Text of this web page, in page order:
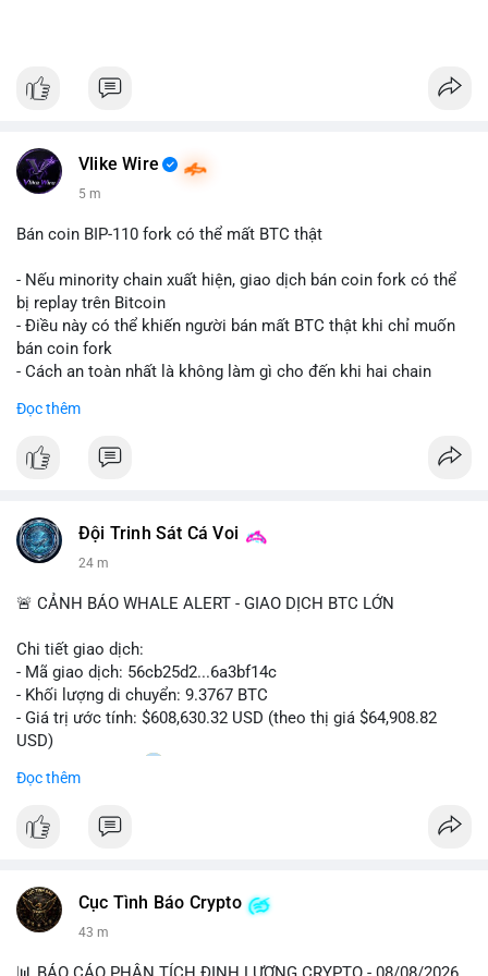
Vlike Wire
5 m
Bán coin BIP-110 fork có thể mất BTC thật
- Nếu minority chain xuất hiện, giao dịch bán coin fork có thể
bị replay trên Bitcoin
- Điều này có thể khiến người bán mất BTC thật khi chỉ muốn
bán coin fork
- Cách an toàn nhất là không làm gì cho đến khi hai chain
-#binancesquare
$btc
📰 Nguồn: CoinDesk
Đọc thêm
Đội Trinh Sát Cá Voi
24 m
🚨 CẢNH BÁO WHALE ALERT - GIAO DỊCH BTC LỚN
Chi tiết giao dịch:
- Mã giao dịch: 56cb25d2...6a3bf14c
- Khối lượng di chuyển: 9.3767 BTC
- Giá trị ước tính: $608,630.32 USD (theo thị giá $64,908.82
USD)
- Thời gian: 02:20
Nhận định phân tích:
Giao dịch gần 610 nghìn USD được thực hiện trong khung giờ
bình lớn này, khả năng cao là cá voi đang tái phân bổ tài sản
giữa các ví nóng hoặc chuyển sang ví lạnh để tích lũy dài hạn,
Đọc thêm
Cục Tình Báo Crypto
43 m